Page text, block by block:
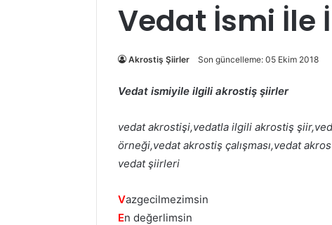
Vedat İsmi İle
Akrostiş Şiirler Son güncelleme: 05 Ekim 2018
Vedat ismiyile ilgili akrostiş şiirler
vedat akrostişi,vedatla ilgili akrostiş
örneği,vedat akrostiş çalışması,vedat
vedat şiirleri
Vazgecilmezimsin
En değerlimsin